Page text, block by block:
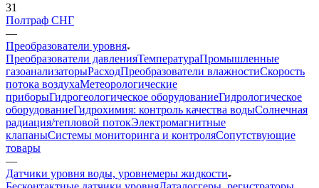
31
Полтраф СНГ
—
Преобразователи уровня
Преобразователи давленияТемператураПромышленные
газоанализаторыРасходПреобразователи влажностиСкорость
потока воздухаМетеорологические
приборыГидрогеологическое оборудованиеГидрологическое
оборудованиеГидрохимия: контроль качества водыСолнечная
радиация/тепловой потокЭлектромагнитные
клапаныСистемы мониторинга и контроляСопутствующие
товары
—
Датчики уровня воды, уровнемеры жидкости